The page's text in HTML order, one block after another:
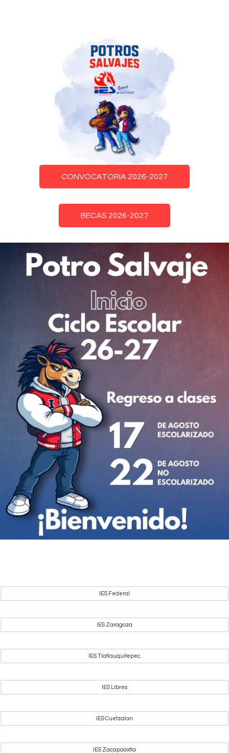
CONVOCATORIA 2026-2027
BECAS 2026-2027
IES Federal
IES Zaragoza
IES Tlatlauquitepec
IES Libres
IES Cuetzalan
IES Zacapoaxtla